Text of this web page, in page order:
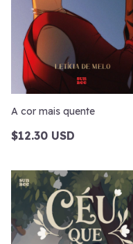
A cor mais quente
$12.30 USD